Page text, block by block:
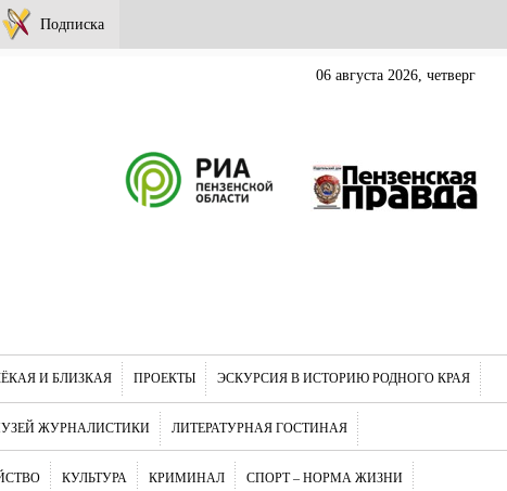
Подписка
06 августа 2026, четверг
И БЛИЗКАЯ ПРОЕКТЫ ЭСКУРСИЯ В ИСТОРИЮ РОДНОГО КРАЯ
ЖУРНАЛИСТИКИ ЛИТЕРАТУРНАЯ ГОСТИНАЯ
КУЛЬТУРА КРИМИНАЛ СПОРТ – НОРМА ЖИЗНИ